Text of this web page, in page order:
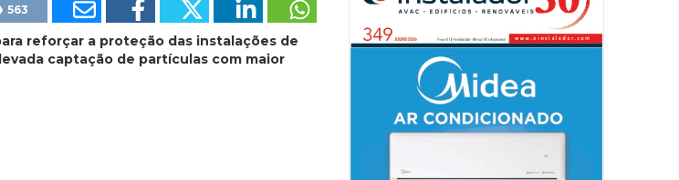
563
reforçar a proteção das instalações de
captação de partículas com maior